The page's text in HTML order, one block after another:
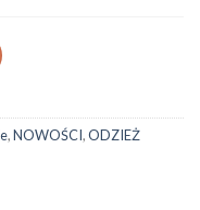
,NOWOŚCI,ODZIEŻ